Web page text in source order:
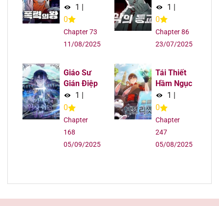
1 |
0
Chapter 73
11/08/2025
Học
Đường
1 |
0
Chapter 86
23/07/2025
Giáo Sư
Gián Điệp
1
0
Chapter
168
05/09/2025
Tái Thiết
Hầm Ngục
1
0
Chapter
247
05/08/2025